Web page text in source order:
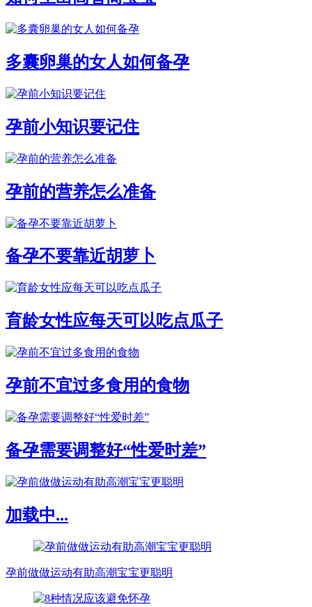
多囊卵巢的女人如何备孕
孕前小知识要记住
孕前的营养怎么准备
备孕不要靠近胡萝卜
育龄女性应每天可以吃点瓜子
孕前不宜过多食用的食物
备孕需要调整好“性爱时差”
加载中...
孕前做做运动有助高潮宝宝更聪明